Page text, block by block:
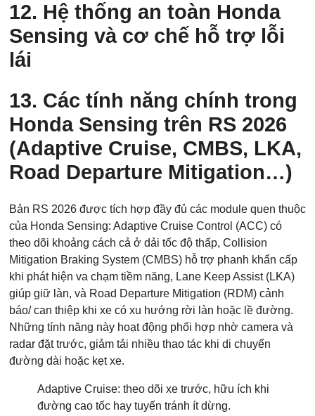
12. Hệ thống an toàn Honda
Sensing và cơ chế hỗ trợ lỗi
lái
13. Các tính năng chính trong
Honda Sensing trên RS 2026
(Adaptive Cruise, CMBS, LKA,
Road Departure Mitigation…)
Bản RS 2026 được tích hợp đầy đủ các module quen thuộc
của Honda Sensing: Adaptive Cruise Control (ACC) có
theo dõi khoảng cách cả ở dải tốc độ thấp, Collision
Mitigation Braking System (CMBS) hỗ trợ phanh khẩn cấp
khi phát hiện va chạm tiềm năng, Lane Keep Assist (LKA)
giúp giữ làn, và Road Departure Mitigation (RDM) cảnh
báo/ can thiệp khi xe có xu hướng rời làn hoặc lề đường.
Những tính năng này hoạt động phối hợp nhờ camera và
radar đặt trước, giảm tải nhiều thao tác khi di chuyển
đường dài hoặc kẹt xe.
Adaptive Cruise: theo dõi xe trước, hữu ích khi
đường cao tốc hay tuyến tránh ít dừng.